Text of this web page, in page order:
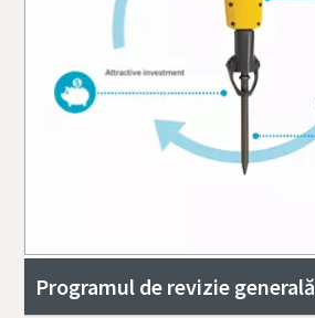
Programul de revizie generală